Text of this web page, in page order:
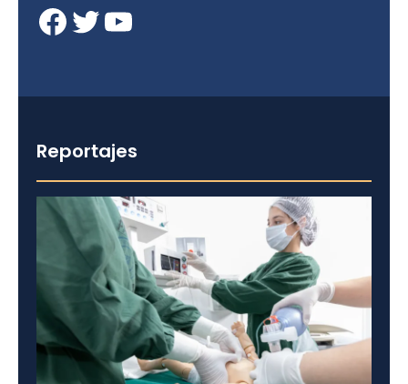
Facebook Twitter YouTube
Reportajes